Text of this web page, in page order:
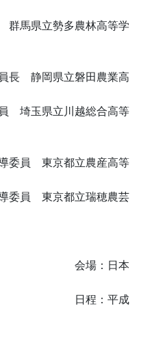
馬県立勢多農林高等学
静岡県立磐田農業高
埼玉県立川越総合高等
委員 東京都立農産高等
委員 東京都立瑞穂農芸
日本
平成